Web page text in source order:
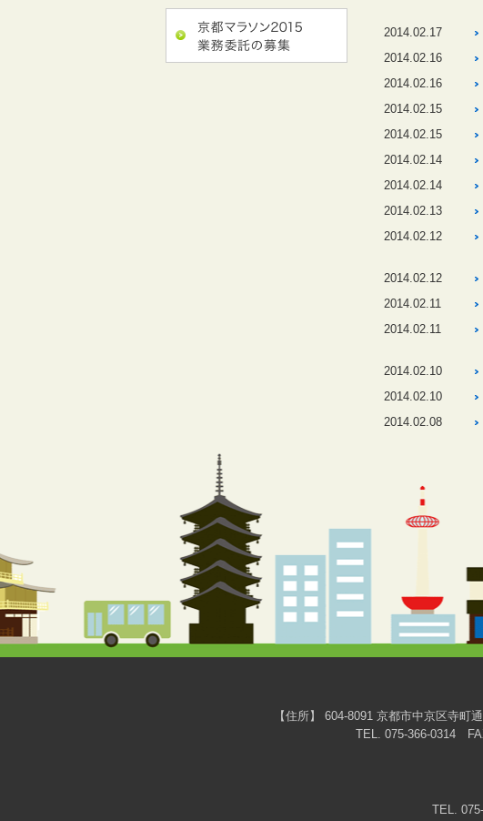
2014.02.17
2014.02.16
2014.02.16
2014.02.15
2014.02.15
2014.02.14
2014.02.14
2014.02.13
2014.02.12
2014.02.12
2014.02.11
2014.02.11
2014.02.10
2014.02.10
2014.02.08
【住所】 604-8091 京都市中京区寺
TEL. 075-366-0314
TEL.